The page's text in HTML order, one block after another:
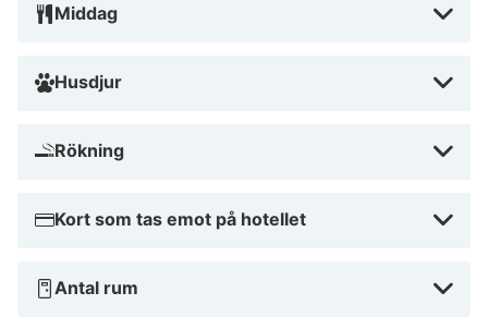
Middag
Husdjur
Rökning
Kort som tas emot på hotellet
Antal rum